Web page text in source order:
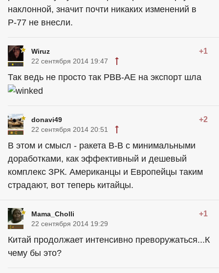
наклонной, значит почти никаких изменений в
Р-77 не внесли.
Wiruz +1
22 сентября 2014 19:47
Так ведь не просто так РВВ-АЕ на экспорт шла
donavi49 +2
22 сентября 2014 20:51
В этом и смысл - ракета В-В с минимальными
доработками, как эффективный и дешевый
комплекс ЗРК. Американцы и Европейцы таким
страдают, вот теперь китайцы.
Mama_Cholli +1
22 сентября 2014 19:29
Китай продолжает интенсивно преворужаться...К
чему бы это?